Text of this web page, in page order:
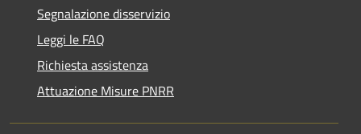
Segnalazione disservizio
Leggi le FAQ
Richiesta assistenza
Attuazione Misure PNRR